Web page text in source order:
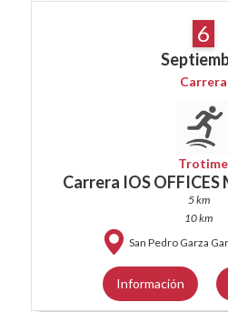
6
Carrera
Trotime
Carrera IOS
5 km
10 km
San Pedro Garza
Información